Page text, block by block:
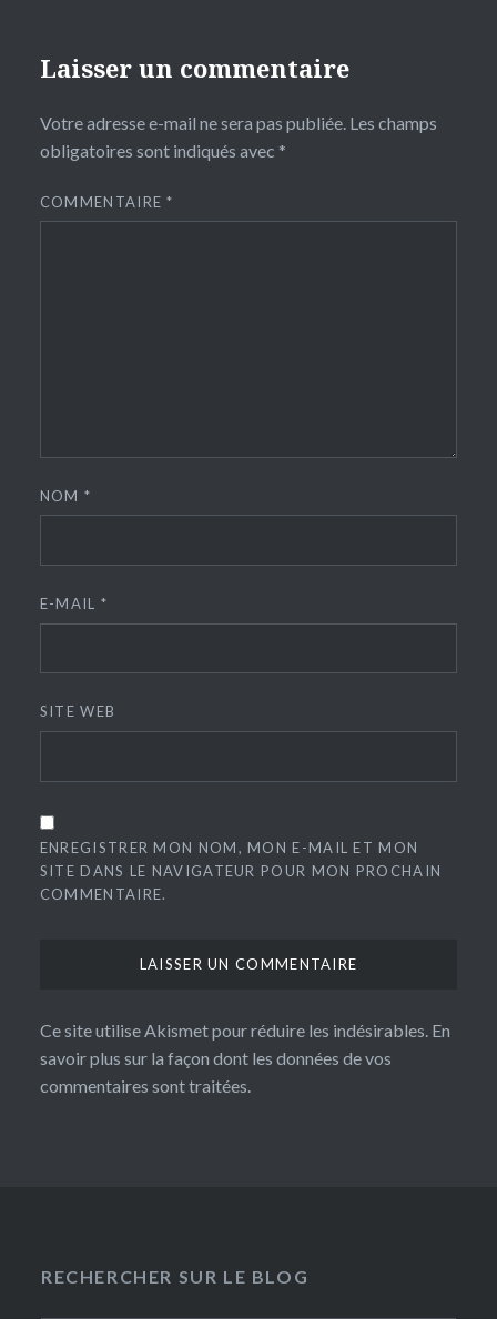
Laisser un commentaire
Votre adresse e-mail ne sera pas publiée. Les champs
obligatoires sont indiqués avec *
COMMENTAIRE*
NOM*
E-MAIL *
SITE WEB
ENREGISTRER MON NOM, MON E-MAIL ET MON
SITE DANS LE NAVIGATEUR POUR MON PROCHAIN
COMMENTAIRE.
Ce site utilise Akismet pour réduire les indésirables. En
savoir plus sur la façon dont les données de vos
commentaires sont traitées.
RECHERCHER SUR LE BLOG